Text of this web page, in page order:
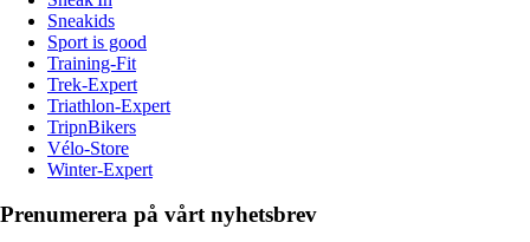
Sneakids
Sport is good
Training-Fit
Trek-Expert
Triathlon-Expert
TripnBikers
Vélo-Store
Winter-Expert
Prenumerera på vårt nyhetsbrev